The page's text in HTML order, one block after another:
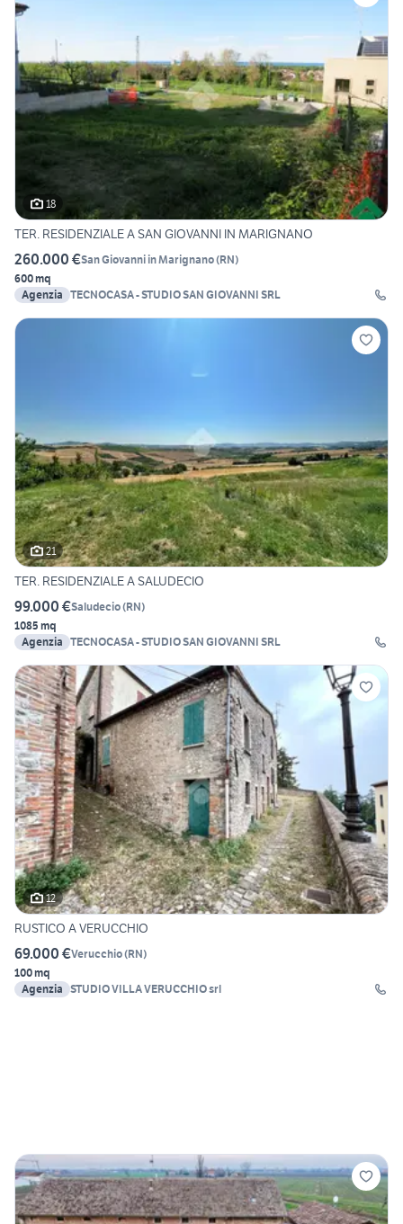
18
TER. RESIDENZIALE A SAN GIOVANNI IN MARIGNANO
260.000 €San Giovanni in Marignano(RN)
600 mq
Agenzia
TECNOCASA - STUDIO SAN GIOVANNI SRL
21
TER. RESIDENZIALE A SALUDECIO
99.000 €Saludecio(RN)
1085 mq
Agenzia
TECNOCASA - STUDIO SAN GIOVANNI SRL
12
RUSTICO A VERUCCHIO
69.000 €Verucchio(RN)
100 mq
Agenzia STUDIO VILLA VERUCCHIO srl